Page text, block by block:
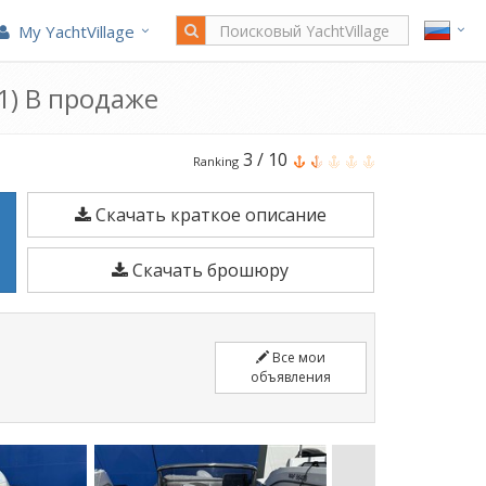
My YachtVillage
В продаже
Aquabat
Sport
Line
21
является
6,15
Моторная
лодка
в
Ranking 3 / 10
Скачать краткое описание
Скачать брошюру
Все мои
объявления